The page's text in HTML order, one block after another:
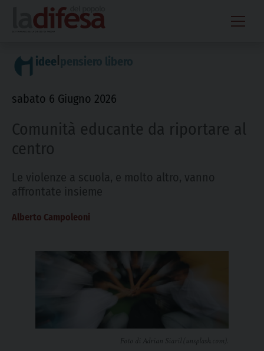
content
idee
sabato 6 Giugno 2026
Comunità educante da riportare al
centro
Le violenze a scuola, e molto altro, vanno
affrontate insieme
Alberto Campoleoni
Foto di Adrian Siaril (unsplash.com).